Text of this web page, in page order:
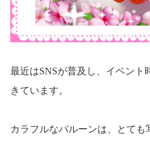
最近はSNSが普及し、イベント
きています。
カラフルなバルーンは、とても